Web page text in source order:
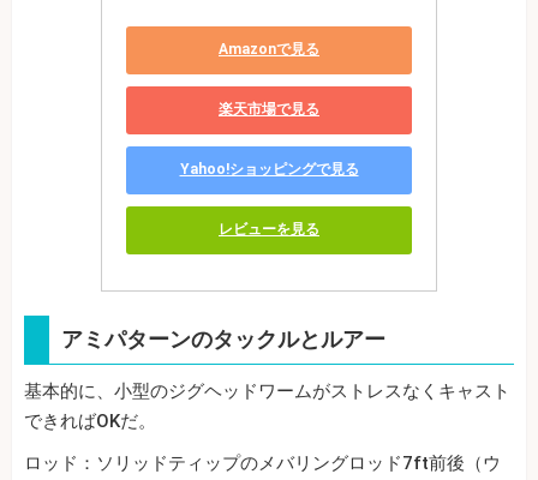
Amazonで見る
楽天市場で見る
Yahoo!ショッピングで見る
レビューを見る
アミパターンのタックルとルアー
基本的に、小型のジグヘッドワームがストレスなくキャスト
できればOKだ。
ロッド：ソリッドティップのメバリングロッド7ft前後（ウ